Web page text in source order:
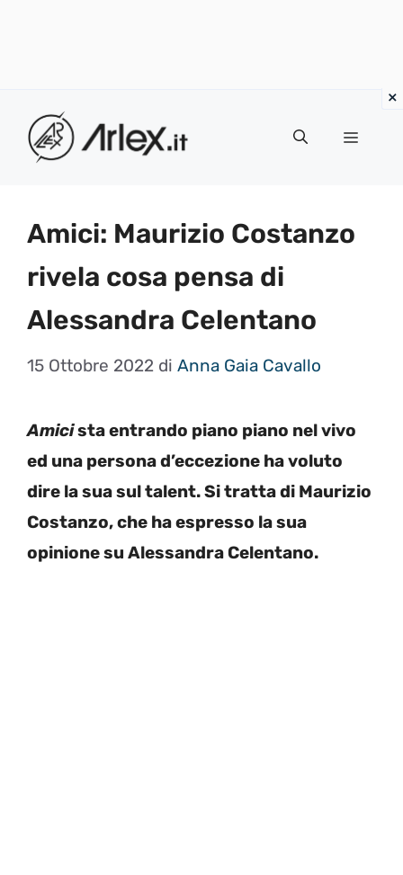
contenuto
Menu
Amici: Maurizio Costanzo
rivela cosa pensa di
Alessandra Celentano
15 Ottobre 2022 di Anna Gaia Cavallo
Amicista entrando piano piano nel vivo
ed una persona d’eccezione ha voluto
dire la sua sul talent. Si tratta di Maurizio
Costanzo, che ha espresso la sua
opinione su Alessandra Celentano.